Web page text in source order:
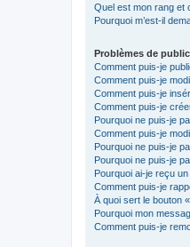
Quel est mon rang et
Pourquoi m’est-il
Problèmes de
Comment puis-je
Comment puis-je
Comment puis-je
Comment puis-je
Pourquoi ne puis-je
Comment puis-je
Pourquoi ne puis-je
Pourquoi ne puis-je
Pourquoi ai-je reçu
Comment puis-je
À quoi sert le bouton
Pourquoi mon
Comment puis-je